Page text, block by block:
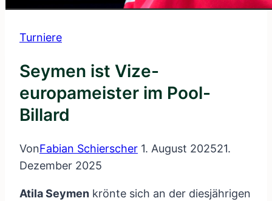
Turniere
Seymen ist Vize-
europameister im Pool-
Billard
VonFabian Schierscher 1. August 202521.
Dezember 2025
Atila Seymen krönte sich an der diesjährigen